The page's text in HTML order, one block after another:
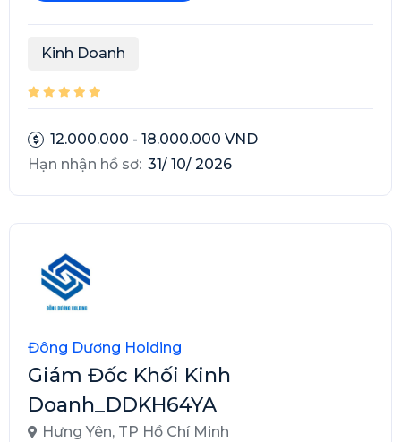
Kinh Doanh
12.000.000 - 18.000.000 VND
Hạn nhận hồ sơ: 31/ 10/ 2026
Đông Dương Holding
Giám Đốc Khối Kinh
Doanh_DDKH64YA
Hưng Yên, TP Hồ Chí Minh